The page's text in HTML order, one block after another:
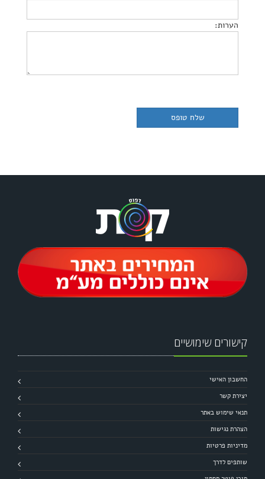
הערות:
קישורים שימושיים
החשבון האישי
יצירת קשר
תנאי שימוש באתר
הצהרת נגישות
מדיניות פרטיות
שותפים לדרך